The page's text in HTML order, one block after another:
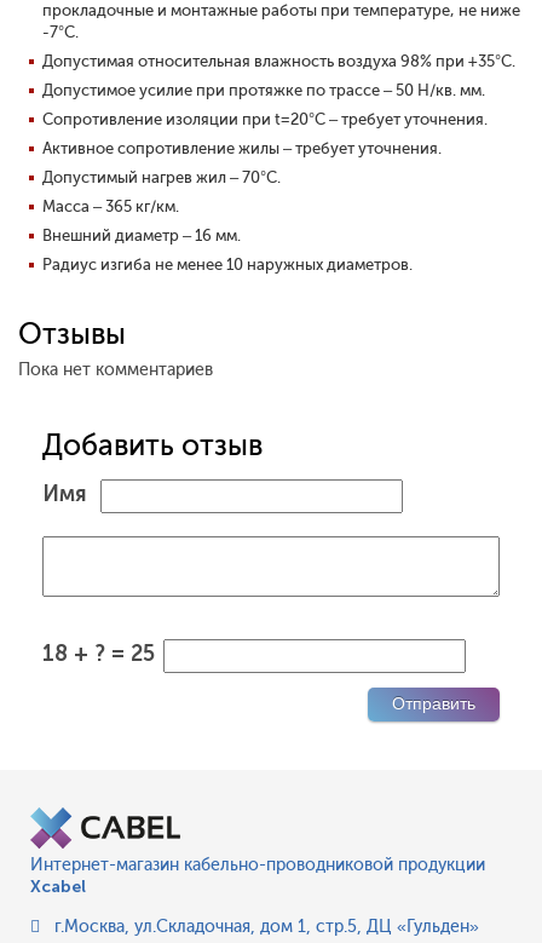
прокладочные и монтажные работы при температуре, не ниже
-7°С.
Допустимая относительная влажность воздуха 98% при +35°С.
Допустимое усилие при протяжке по трассе – 50 Н/кв. мм.
Сопротивление изоляции при t=20°С – требует уточнения.
Активное сопротивление жилы – требует уточнения.
Допустимый нагрев жил – 70°С.
Масса – 365 кг/км.
Внешний диаметр – 16 мм.
Радиус изгиба не менее 10 наружных диаметров.
Отзывы
Пока нет комментариев
Добавить отзыв
Имя
18 + ? = 25
Интернет-магазин кабельно-проводниковой продукции
Xcabel
г.Москва, ул.Складочная, дом 1, стр.5, ДЦ «Гульден»